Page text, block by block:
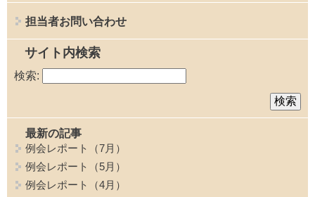
担当者お問い合わせ
サイト内検索
検索:
最新の記事
例会レポート（7月）
例会レポート（5月）
例会レポート（4月）